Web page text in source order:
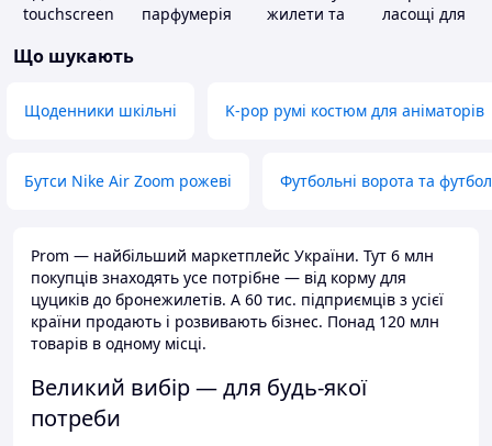
touchscreen
парфумерія
жилети та
ласощі для
Що шукають
Щоденники шкільні K-pop румі костюм для аніматорів
Бутси Nike Air Zoom рожеві Футбольні ворота та
Prom — найбільший маркетплейс України. Тут 6 млн
покупців знаходять усе потрібне — від корму для
цуциків до бронежилетів. А 60 тис. підприємців з усієї
країни продають і розвивають бізнес. Понад 120 млн
товарів в одному місці.
Великий вибір — для будь-якої
потреби